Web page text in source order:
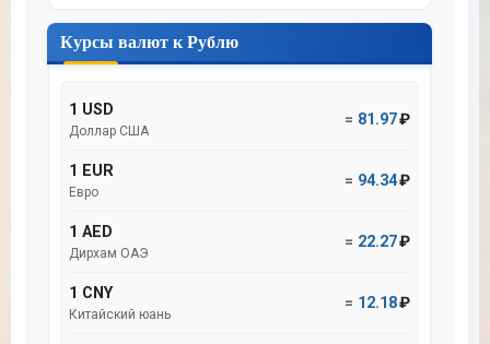
Курсы валют к Рублю
1 USD
Доллар США
= 81.97₽
1 EUR
Евро
= 94.34₽
1 AED
Дирхам ОАЭ
= 22.27₽
1 CNY
Китайский юань
= 12.18₽